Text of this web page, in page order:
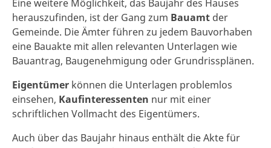
Eine weitere Möglichkeit, das Baujahr des Hauses
herauszufinden, ist der Gang zum Bauamt der
Gemeinde. Die Ämter führen zu jedem Bauvorhaben
eine Bauakte mit allen relevanten Unterlagen wie
Bauantrag, Baugenehmigung oder Grundrissplänen.
Eigentümer können die Unterlagen problemlos
einsehen, Kaufinteressenten nur mit einer
schriftlichen Vollmacht des Eigentümers.
Auch über das Baujahr hinaus enthält die Akte für